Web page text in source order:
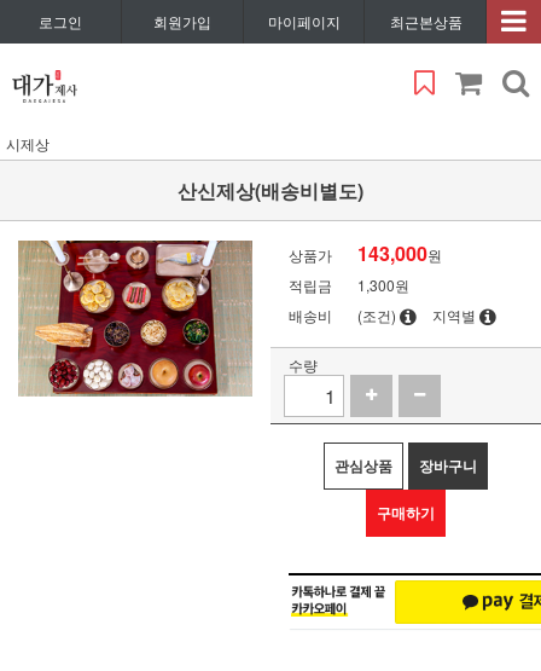
로그인 회원가입 마이페이지 최근본상품
시제상
산신제상(배송비별도)
상품가 143,000원
적립금
1,300원
배송비
(조건) 지역별
수량
관심상품 장바구니
구매하기